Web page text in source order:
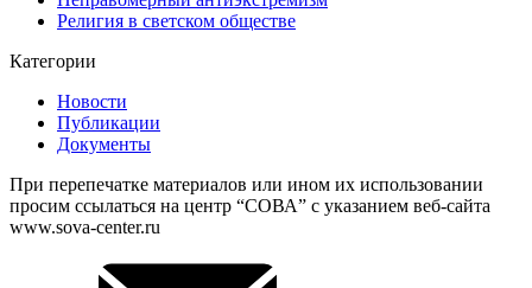
Религия в светском обществе
Категории
Новости
Публикации
Документы
При перепечатке материалов или ином их использовании
просим ссылаться на центр “СОВА” с указанием веб-сайта
www.sova-center.ru